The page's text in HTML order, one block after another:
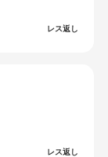
レス返し
レス返し